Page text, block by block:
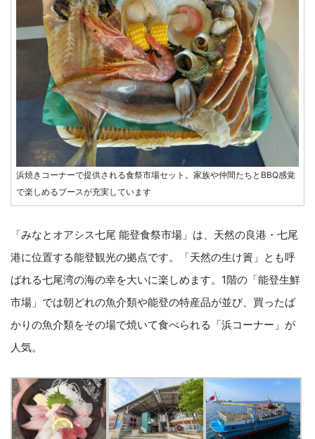
浜焼きコーナーで提供される食祭市場セット。家族や仲間たちとBBQ感覚
で楽しめるブースが充実しています
「みなとオアシス七尾 能登食祭市場」は、天然の良港・七尾
港に位置する能登観光の拠点です。「天然の生け簀」とも呼
ばれる七尾湾の海の幸を大いに楽しめます。1階の「能登生鮮
市場」では朝どれの魚介類や能登の特産品が並び、買ったば
かりの魚介類をその場で焼いて食べられる「浜コーナー」が
人気。